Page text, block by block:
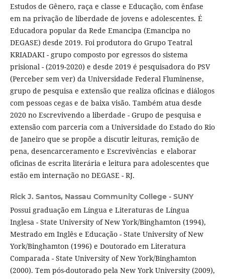
Estudos de Gênero, raça e classe e Educação, com ênfase
em na privação de liberdade de jovens e adolescentes. É
Educadora popular da Rede Emancipa (Emancipa no
DEGASE) desde 2019. Foi produtora do Grupo Teatral
KRIADAKI - grupo composto por egressos do sistema
prisional - (2019-2020) e desde 2019 é pesquisadora do PSV
(Perceber sem ver) da Universidade Federal Fluminense,
grupo de pesquisa e extensão que realiza oficinas e diálogos
com pessoas cegas e de baixa visão. Também atua desde
2020 no Escrevivendo a liberdade - Grupo de pesquisa e
extensão com parceria com a Universidade do Estado do Rio
de Janeiro que se propõe a discutir leituras, remição de
pena, desencarceramento e Escrevivências e elaborar
oficinas de escrita literária e leitura para adolescentes que
estão em internação no DEGASE - RJ.
Rick J. Santos, Nassau Community College - SUNY
Possui graduação em Língua e Literaturas de Língua
Inglesa - State University of New York/Binghamton (1994),
Mestrado em Inglês e Educação - State University of New
York/Binghamton (1996) e Doutorado em Literatura
Comparada - State University of New York/Binghamton
(2000). Tem pós-doutorado pela New York University (2009),